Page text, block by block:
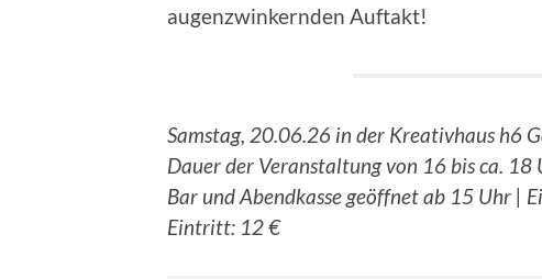
augenzwinkernden Auftakt!
Samstag, 20.06.26 in der Kreativhaus h6
Dauer der Veranstaltung von 16 bis ca. 18
Bar und Abendkasse geöffnet ab 15 Uhr |
Eintritt: 12 €